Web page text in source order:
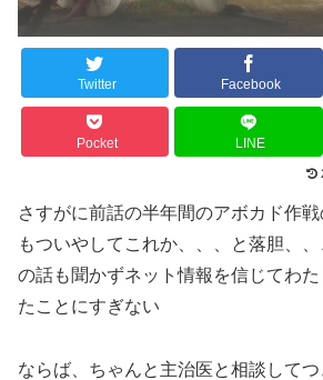
Twitter Facebook
Pocket LINE
さすがに前話の半年間のアボカド作
もついやしてこれか、、、と落胆、
の話も聞かずネット情報を信じてわ
たことにすぎない
ならば、ちゃんと主治医と相談して